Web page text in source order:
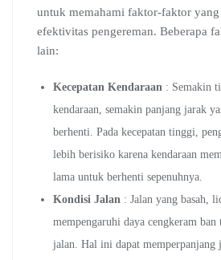
untuk memahami faktor-faktor
efektivitas pengereman. Beberapa
lain:
Kecepatan Kendaraan : Semakin
kendaraan, semakin panjang jarak
berhenti. Pada kecepatan tinggi,
lebih berisiko karena kendaraan
lama untuk berhenti sepenuhnya.
Kondisi Jalan : Jalan yang basah,
mempengaruhi daya cengkeram ban
jalan. Hal ini dapat memperpanjang